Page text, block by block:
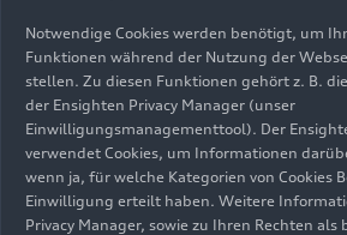
Standaufnahme,
Farbe: Plasmablau Metallic
Bild-Nr: A241230 · Copyright: AUDI
Notwendige Cookies werden benötigt, um
Funktionen während der Nutzung der
stellen. Zu diesen Funktionen gehört z. B.
der Ensighten Privacy Manager (unser
Einwilligungsmanagementtool). Der
verwendet Cookies, um Informationen
wenn ja, für welche Kategorien von Cookies
Einwilligung erteilt haben. Weitere
Privacy Manager, sowie zu Ihren Rechten als